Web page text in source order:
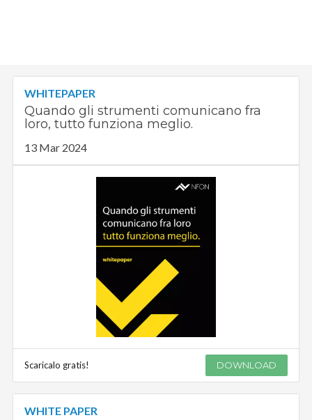
WHITEPAPER
Quando gli strumenti comunicano fra
loro, tutto funziona meglio.
13 Mar 2024
Scaricalo gratis! DOWNLOAD
WHITE PAPER